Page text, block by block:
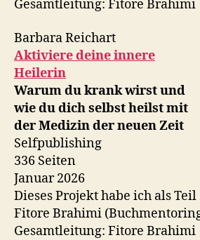
Gesamtleitung: Fitore Brahimi
Barbara Reichart
Aktiviere deine innere
Heilerin
Warum du krank wirst und
wie du dich selbst heilst mit
der Medizin der neuen Zeit
Selfpublishing
336 Seiten
Januar 2026
Dieses Projekt habe ich als Teil
Fitore Brahimi
Gesamtleitung: Fitore Brahimi